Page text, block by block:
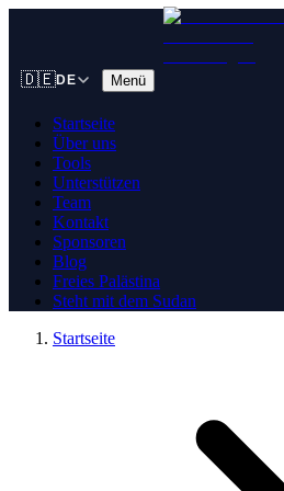
🇩🇪DE Menü
Startseite
Über uns
Tools
Unterstützen
Team
Kontakt
Sponsoren
Blog
Freies Palästina
Steht mit dem Sudan
Startseite